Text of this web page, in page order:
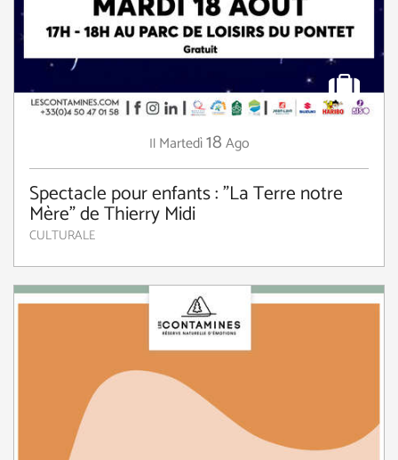
Il Martedì18Ago
Spectacle pour enfants : "La Terre notre
Mère" de Thierry Midi
CULTURALE